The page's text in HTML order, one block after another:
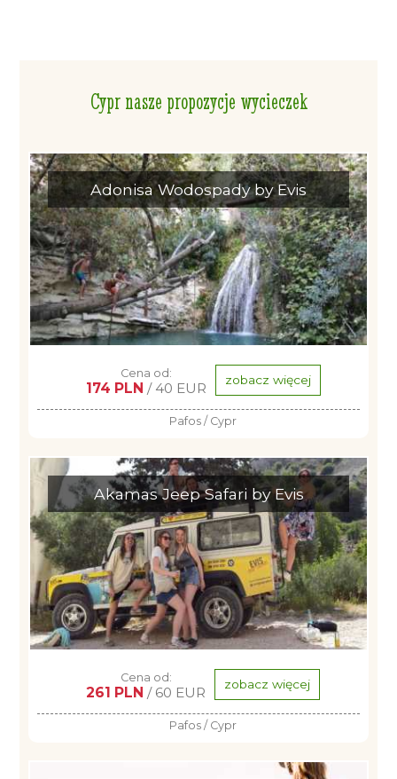
Cypr nasze propozycje wycieczek
Adonisa Wodospady by Evis
Cena od:
174 PLN / 40 EUR zobacz więcej
Pafos / Cypr
Akamas Jeep Safari by Evis
Cena od:
261 PLN / 60 EUR zobacz więcej
Pafos / Cypr